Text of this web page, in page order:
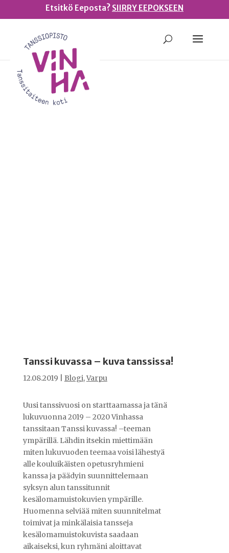
Etsitkö Eeposta? SIIRRY EEPOKSEEN
Tanssi kuvassa – kuva tanssissa!
12.08.2019 Blogi,Varpu
Uusi tanssivuosi on starttaamassa ja tänä
lukuvuonna 2019 – 2020 Vinhassa
tanssitaan Tanssi kuvassa! –teeman
ympärillä. Lähdin itsekin miettimään
miten lukuvuoden teemaa voisi lähestyä
alle kouluikäisten opetusryhmieni
kanssa ja päädyin suunnittelemaan
syksyn alun tanssitunnit
kesälomamuistokuvien ympärille.
Huomenna selviää miten suunnitelmat
toimivat ja minkälaisia tansseja
kesälomamuistokuvista saadaan
aikaiseksi, kun ryhmäni aloittavat